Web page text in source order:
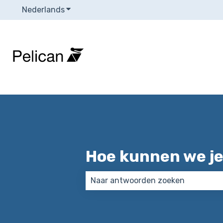
NederlandsSubmenu tonen voor vertalingen
Hoe kunnen we